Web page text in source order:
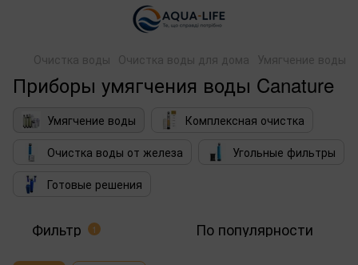
Очистка воды Очистка воды для дома Умягчение воды
Приборы умягчения воды Canature
Умягчение воды
Комплексная очистка
Очистка воды от железа
Угольные фильтры
Готовые решения
Фильтр 1 По популярности